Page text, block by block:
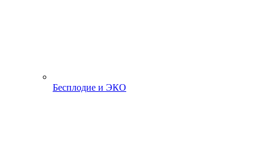
Бесплодие и ЭКО